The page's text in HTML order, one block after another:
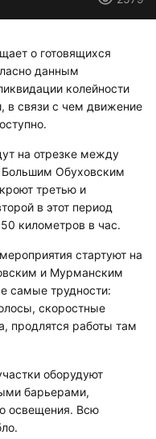
о готовящихся
данным
колейности
в связи с чем движение
на отрезке между
Обуховским
третью и
в этот период
километров в час.
стартуют на
и Мурманским
самые трудности:
скоростные
продлятся работы там
оборудуют
барьерами,
освещения. Всю